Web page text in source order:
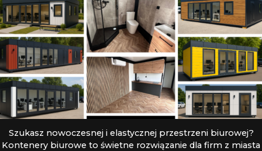
Szukasz nowoczesnej i elastycznej przestrzeni biurowej?
Kontenery biurowe to świetne rozwiązanie dla firm z miasta